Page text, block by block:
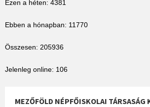
Ezen a héten: 4381
Ebben a hónapban: 11770
Összesen: 205936
Jelenleg online: 106
MEZŐFÖLD NÉPFŐISKOLAI TÁRSASÁG